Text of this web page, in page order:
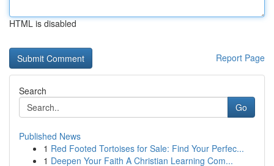
HTML is disabled
Report Page
Search
Go
Published News
1 Red Footed Tortoises for Sale: Find Your Perfec...
1 Deepen Your Faith A Christian Learning Com...